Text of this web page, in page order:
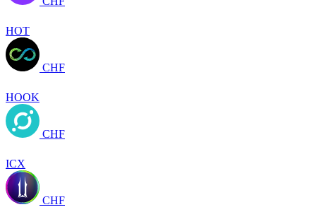
HOT
CHF
HOOK
CHF
ICX
CHF